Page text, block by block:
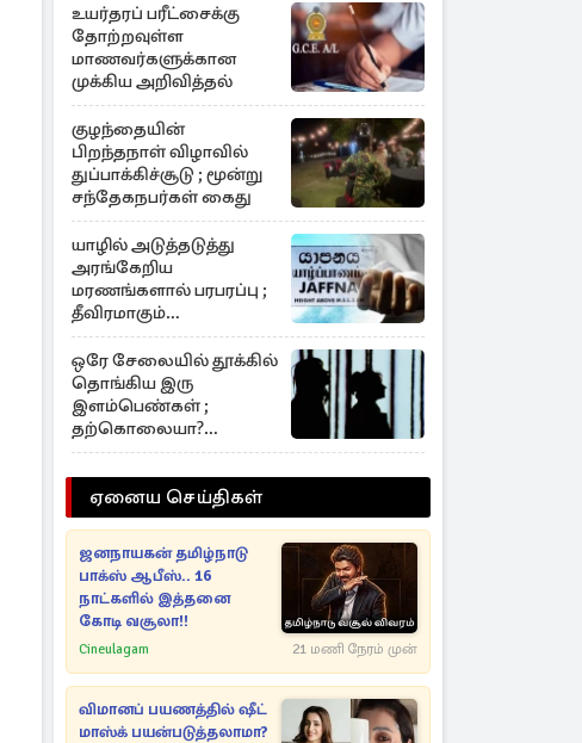
உயர்தரப் பரீட்சைக்கு
தோற்றவுள்ள
மாணவர்களுக்கான
முக்கிய அறிவித்தல்
குழந்தையின்
பிறந்தநாள் விழாவில்
துப்பாக்கிச்சூடு ; மூன்று
சந்தேகநபர்கள் கைது
யாழில் அடுத்தடுத்து
அரங்கேறிய
மரணங்களால் பரபரப்பு ;
தீவிரமாகும்
விசாரணைகள்
ஒரே சேலையில் தூக்கில்
தொங்கிய இரு
இளம்பெண்கள் ;
தற்கொலையா?
கொலையா?
ஏனைய செய்திகள்
ஜனநாயகன் தமிழ்நாடு
பாக்ஸ் ஆபீஸ்.. 16
நாட்களில் இத்தனை
கோடி வசூலா!!
Cineulagam 21 மணி நேரம் முன்
விமானப் பயணத்தில் ஷீட்
மாஸ்க் பயன்படுத்தலாமா?